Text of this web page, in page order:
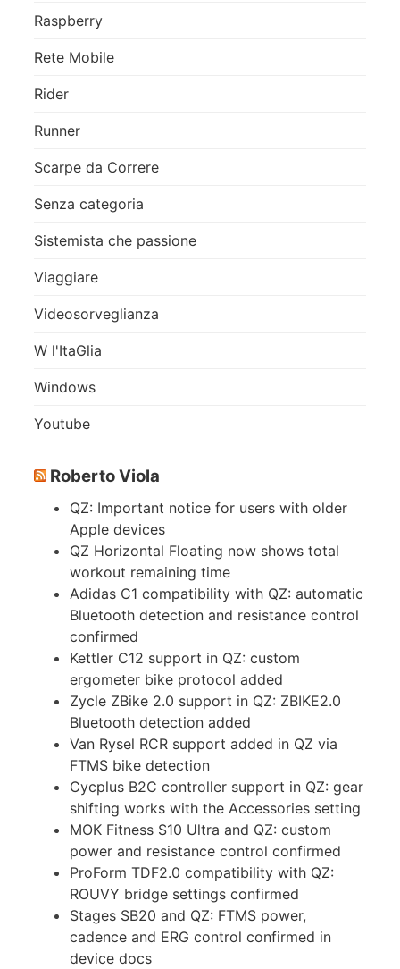
Raspberry
Rete Mobile
Rider
Runner
Scarpe da Correre
Senza categoria
Sistemista che passione
Viaggiare
Videosorveglianza
W l'ItaGlia
Windows
Youtube
Roberto Viola
QZ: Important notice for users with older
Apple devices
QZ Horizontal Floating now shows total
workout remaining time
Adidas C1 compatibility with QZ: automatic
Bluetooth detection and resistance control
confirmed
Kettler C12 support in QZ: custom
ergometer bike protocol added
Zycle ZBike 2.0 support in QZ: ZBIKE2.0
Bluetooth detection added
Van Rysel RCR support added in QZ via
FTMS bike detection
Cycplus B2C controller support in QZ: gear
shifting works with the Accessories setting
MOK Fitness S10 Ultra and QZ: custom
power and resistance control confirmed
ProForm TDF2.0 compatibility with QZ:
ROUVY bridge settings confirmed
Stages SB20 and QZ: FTMS power,
cadence and ERG control confirmed in
device docs